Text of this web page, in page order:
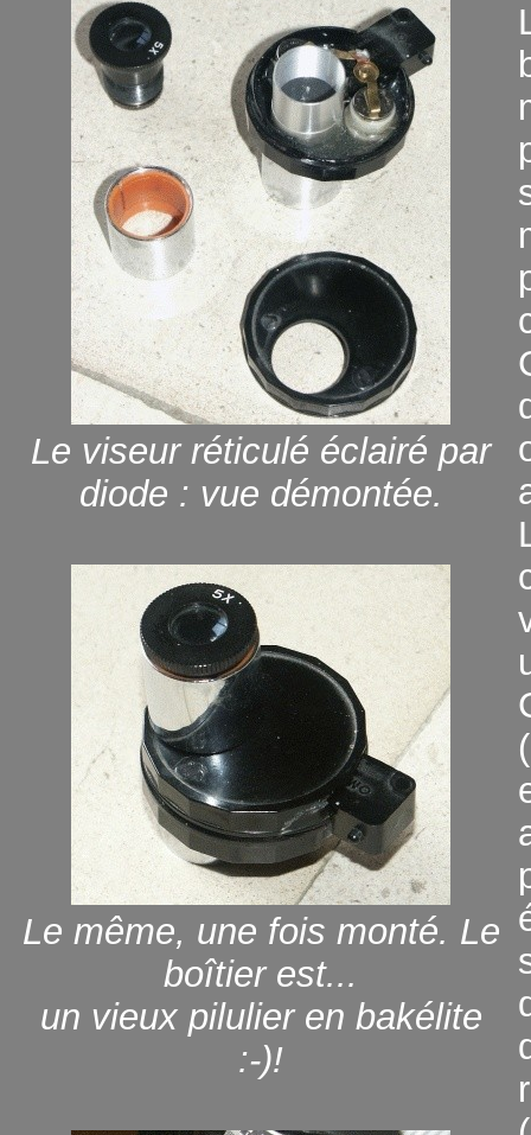
Le viseur réticulé éclairé par
diode : vue démontée.
Le même, une fois monté. Le
boîtier est...
un vieux pilulier en bakélite
:-)!